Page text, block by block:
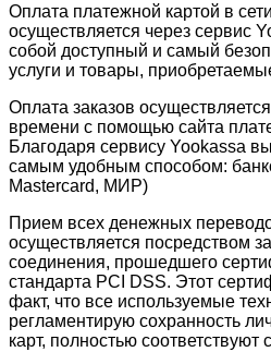
Оплата платежной картой в
осуществляется через сервис
собой доступный и самый
услуги и товары,
Оплата заказов
времени с помощью сайта
Благодаря сервису Yookassa
самым удобным способом:
Mastercard, МИР)
Прием всех денежных
осуществляется посредством
соединения, прошедшего
стандарта PCI DSS. Этот
факт, что все используемые
регламентирую сохранность
карт, полностью соответствуют